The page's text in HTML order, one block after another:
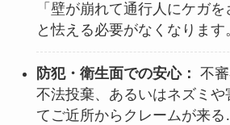
「壁が崩れて通行人にケガを
と怯える必要がなくなります
防犯・衛生面での安心： 不
不法投棄、あるいはネズミや
てご近所からクレームが来